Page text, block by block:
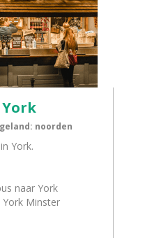
noorden
York.
naar York
York Minster